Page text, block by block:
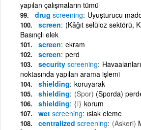
yapılan çalışmaların tümü
drug screening Uyuşturucu
screen (Kâğıt selüloz sektörü,
Basınçlı elek
screen ekram
screen perd
security screening
noktasında yapılan arama işlemi
shielding koruyarak
shielding (Spor) (Sporda)
shielding {i} korum
wet screening ıslak eleme
centralized screening (Askeri)